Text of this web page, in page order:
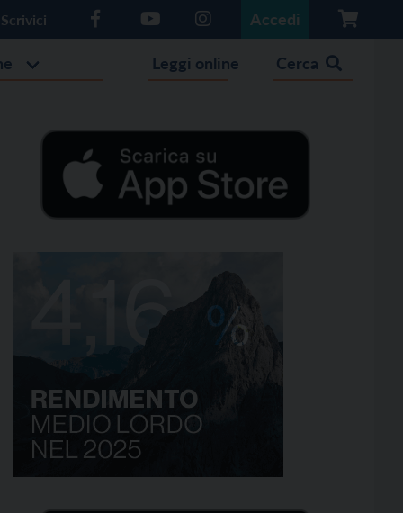
Scrivici Accedi
Leggi online Cerca